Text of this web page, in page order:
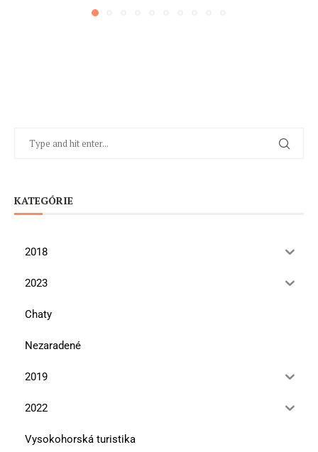
KATEGÓRIE
2018
2023
Chaty
Nezaradené
2019
2022
Vysokohorská turistika